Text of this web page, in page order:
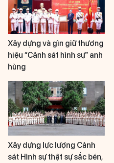
Xây dựng và gìn giữ thương
hiệu “Cảnh sát hình sự” anh
hùng
Xây dựng lực lượng Cảnh
sát Hình sự thật sự sắc bén,